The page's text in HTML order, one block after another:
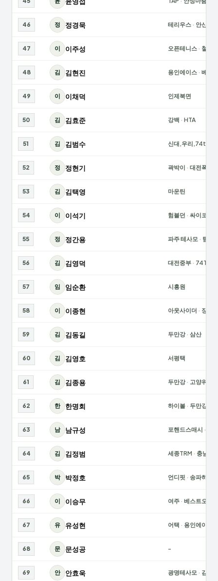
46 정 정경묵 테리우스 · 안산A10
47 이 이주성 오픈테니스 · 철원
48 김 김현진 용인에이스 · 베테
49 이 이채덕 인제북면
50 김 김효준 강백 · HTA
51 김 김범수 신대,우리,74ttc
52 정 정현기 곽박이 · 대전폭격
53 김 김택영 마운틴
54 이 이석기 험블던 · 싸이코패
55 정 정간용 파주 테사모 · 팀제
56 김 김영덕 대전중부 · 74TTC
57 임 임순환 시흥원
58 이 이종현 아웃사이더 · 장현
59 김 김동길 두만강· 삼산
60 김 김영호 서평택
61 김 김종용 두만강· 고양위너
62 한 한명회 하이볼 · 두만강
63 남 남규성 포핸드스매시 ·
64 김 김정범 세종TRM · 충남대
65 박 박정호 언디핏 · 송파하나
66 이 이승무 여주 · 베스트오브
67 유 유성현 어택 · 용인에이스
68 문 문성공 -
69 안 안효욱 광명테사모 · 김포